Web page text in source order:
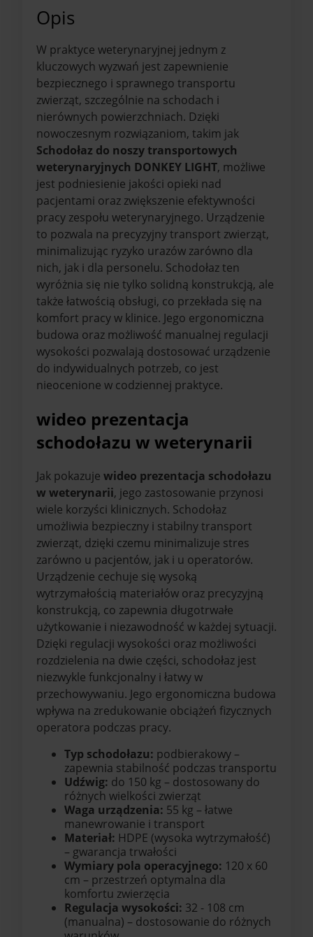
Opis
W praktyce weterynaryjnej jednym z
kluczowych wyzwań jest zapewnienie
bezpiecznego i sprawnego transportu
zwierząt, szczególnie na schodach i
nierównych powierzchniach. Dzięki
nowoczesnym rozwiązaniom, takim jak
Schodołaz do noszy transportowych
weterynaryjnych DONKEY LIGHT, możliwe
jest podniesienie jakości opieki nad
pacjentami oraz zwiększenie efektywności
pracy zespołu weterynaryjnego. Urządzenie
to pozwala na precyzyjny transport zwierząt,
minimalizując ryzyko urazów zarówno dla
nich, jak i dla personelu. Schodołaz ten
wyróżnia się nie tylko solidną konstrukcją, ale
także łatwością obsługi, co przekłada się na
komfort pracy w klinice. Jego ergonomiczna
budowa oraz możliwość manualnej regulacji
wysokości pozwalają dostosować urządzenie
do indywidualnych potrzeb, co jest
nieocenione w codziennej praktyce.
wideo prezentacja
schodołazu w weterynarii
Jak pokazuje wideo prezentacja schodołazu
w weterynarii, jego zastosowanie przynosi
wiele korzyści klinicznych. Schodołaz
umożliwia bezpieczny i stabilny transport
zwierząt, dzięki czemu minimalizuje stres
zarówno u pacjentów, jak i u operatorów.
Urządzenie cechuje się wysoką
wytrzymałością materiałów oraz precyzyjną
konstrukcją, co zapewnia długotrwałe
użytkowanie i niezawodność w każdej sytuacji.
Dzięki regulacji wysokości oraz możliwości
rozdzielenia na dwie części, schodołaz jest
niezwykle funkcjonalny i łatwy w
przechowywaniu. Jego ergonomiczna budowa
wpływa na zredukowanie obciążeń fizycznych
operatora podczas pracy.
Typ schodołazu: podbierakowy –
zapewnia stabilność podczas transportu
Udźwig: do 150 kg – dostosowany do
różnych wielkości zwierząt
Waga urządzenia: 55 kg – łatwe
manewrowanie i transport
Materiał: HDPE (wysoka wytrzymałość)
– gwarancja trwałości
Wymiary pola operacyjnego: 120 x 60
cm – przestrzeń optymalna dla
komfortu zwierzęcia
Regulacja wysokości: 32 - 108 cm
(manualna) – dostosowanie do różnych